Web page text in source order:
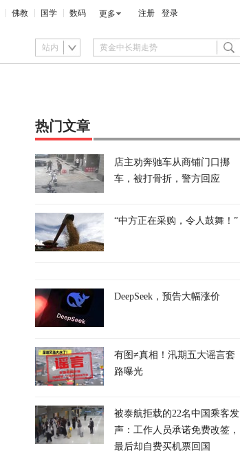
佛教 国学 数码 更多 注册 登录
站内
热门文章
店主劝奔驰车从商铺门口挪
车，被打骨折，警方回应
“中方正在采购，令人鼓舞！”
DeepSeek，预告大幅涨价
有图≠真相！汛期五大谣言套
路曝光
被泰航拒载的22名中国乘客发
声：工作人员承诺免费改签，
最后却自费买机票回国